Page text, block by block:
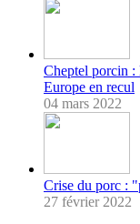
Cheptel porcin :
Europe en recul
04 mars 2022
Crise du porc :
27 février 2022